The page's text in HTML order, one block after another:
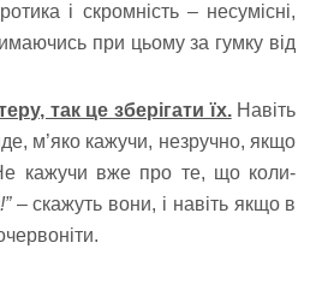
і скромність – несумісні,
при цьому за гумку від
так це зберігати їх.Навіть
м’яко кажучи, незручно, якщо
кажучи вже про те, що коли-
– скажуть вони, і навіть якщо в